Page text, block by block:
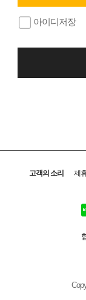
아이디저장
고객의 소리 제